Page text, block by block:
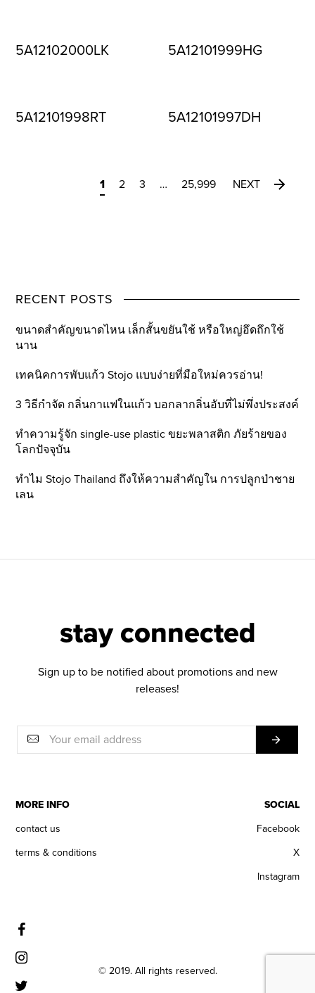
5A12102000LK 5A12101999HG
5A12101998RT 5A12101997DH
1 2 3 … 25,999 NEXT
RECENT POSTS
ขนาดสำคัญขนาดไหน เล็กสั้นขยันใช้ หรือใหญ่อึดถึกใช้
นาน
เทคนิคการพับแก้ว Stojo แบบง่ายที่มือใหม่ควรอ่าน!
3 วิธีกำจัด กลิ่นกาแฟในแก้ว บอกลากลิ่นอับที่ไม่พึ่งประสงค์
ทำความรู้จัก single-use plastic ขยะพลาสติก ภัยร้ายของ
โลกปัจจุบัน
ทำไม Stojo Thailand ถึงให้ความสำคัญใน การปลูกป่าชาย
เลน
stay connected
Sign up to be notified about promotions and new
releases!
MORE INFO
contact us
terms & conditions
SOCIAL
Facebook
X
Instagram
© 2019. All rights reserved.